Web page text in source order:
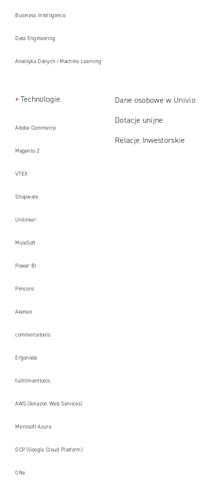
Business Intelligence
Data Engineering
Analityka Danych i Machine Learning
Technologie
Adobe Commerce
Magento 2
VTEX
Shopware
Unilinker
MuleSoft
Power BI
Pimcore
Akeneo
commercetools
Ergonode
fulfillmenttools
AWS (Amazon Web Services)
Microsoft Azure
GCP (Google Cloud Platform)
ONe
Dane osobowe w Univio
Dotacje unijne
Relacje Inwestorskie